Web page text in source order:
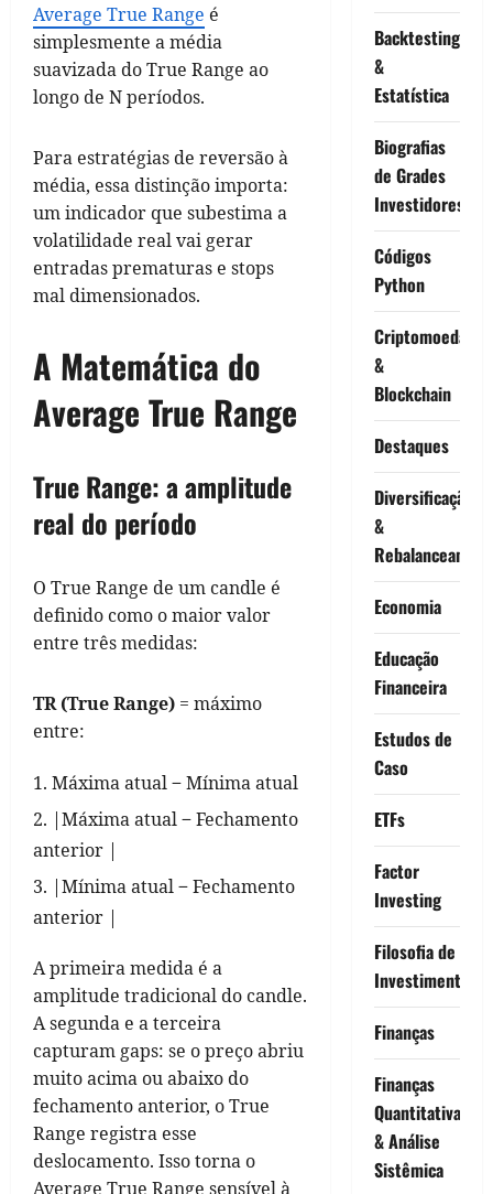
Average True Range é
simplesmente a média
suavizada do True Range ao
longo de N períodos.
Para estratégias de reversão à
média, essa distinção importa:
um indicador que subestima a
volatilidade real vai gerar
entradas prematuras e stops
mal dimensionados.
A Matemática do
Average True Range
True Range: a amplitude
real do período
O True Range de um candle é
definido como o maior valor
entre três medidas:
TR (True Range) = máximo
entre:
Máxima atual − Mínima atual
|Máxima atual − Fechamento
anterior |
|Mínima atual − Fechamento
anterior |
A primeira medida é a
amplitude tradicional do candle.
A segunda e a terceira
capturam gaps: se o preço abriu
muito acima ou abaixo do
fechamento anterior, o True
Range registra esse
deslocamento. Isso torna o
Average True Range sensível à
Backtesting
&
Estatística
Biografias
de Grades
Investidores
Códigos
Python
Criptomoedas
&
Blockchain
Destaques
Diversificação
&
Economia
Educação
Financeira
Estudos de
Caso
ETFs
Factor
Investing
Filosofia de
Investimento
Finanças
Finanças
Quantitativas
& Análise
Sistêmica